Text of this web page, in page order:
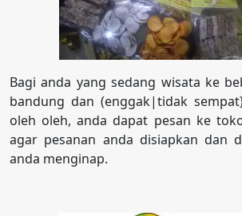
Bagi anda yang sedang wisata ke
bandung dan (enggak|tidak
oleh oleh, anda dapat pesan ke
agar pesanan anda disiapkan dan
anda menginap.